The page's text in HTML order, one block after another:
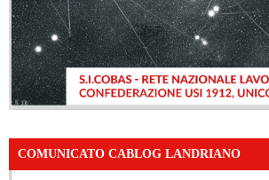
COMUNICATO CABLOG LANDRIANO